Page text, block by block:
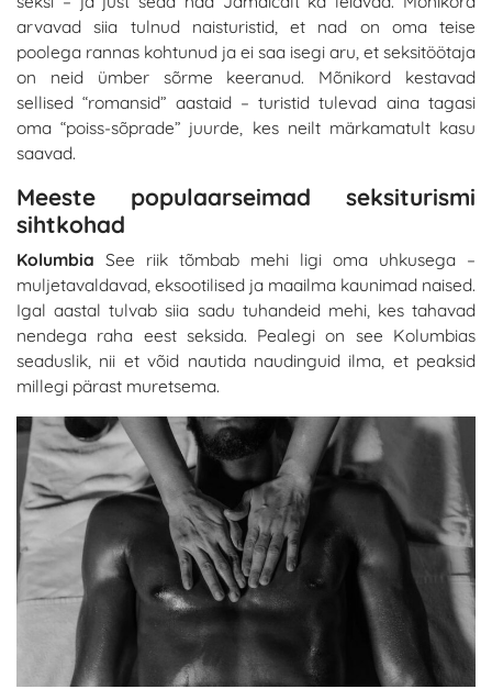
arvavad siia tulnud naisturistid, et nad on oma teise
poolega rannas kohtunud ja ei saa isegi aru, et seksitöötaja
on neid ümber sõrme keeranud. Mõnikord kestavad
sellised “romansid” aastaid – turistid tulevad aina tagasi
oma “poiss-sõprade” juurde, kes neilt märkamatult kasu
saavad.
Meeste populaarseimad seksiturismi
sihtkohad
Kolumbia See riik tõmbab mehi ligi oma uhkusega –
muljetavaldavad, eksootilised ja maailma kaunimad naised.
Igal aastal tulvab siia sadu tuhandeid mehi, kes tahavad
nendega raha eest seksida. Pealegi on see Kolumbias
seaduslik, nii et võid nautida naudinguid ilma, et peaksid
millegi pärast muretsema.